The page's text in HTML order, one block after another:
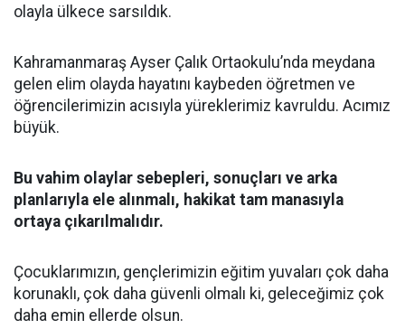
olayla ülkece sarsıldık.
Kahramanmaraş Ayser Çalık Ortaokulu’nda meydana
gelen elim olayda hayatını kaybeden öğretmen ve
öğrencilerimizin acısıyla yüreklerimiz kavruldu. Acımız
büyük.
Bu vahim olaylar sebepleri, sonuçları ve arka
planlarıyla ele alınmalı, hakikat tam manasıyla
ortaya çıkarılmalıdır.
Çocuklarımızın, gençlerimizin eğitim yuvaları çok daha
korunaklı, çok daha güvenli olmalı ki, geleceğimiz çok
daha emin ellerde olsun.